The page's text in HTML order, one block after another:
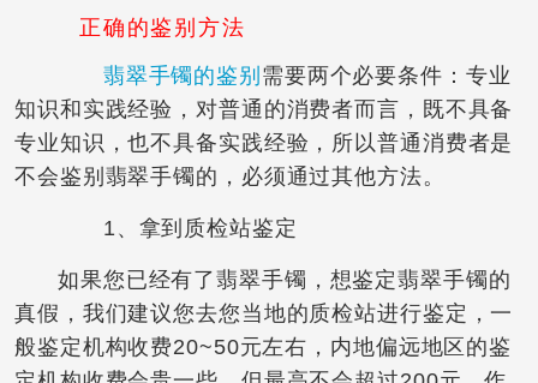
正确的鉴别方法
翡翠手镯的鉴别 需要两个必要条件：专业
知识和实践经验，对普通的消费者而言，既不具备
专业知识，也不具备实践经验，所以普通消费者是
不会鉴别翡翠手镯的，必须通过其他方法。
1、拿到质检站鉴定
如果您已经有了翡翠手镯，想鉴定翡翠手镯的
真假，我们建议您去您当地的质检站进行鉴定，一
般鉴定机构收费20~50元左右，内地偏远地区的鉴